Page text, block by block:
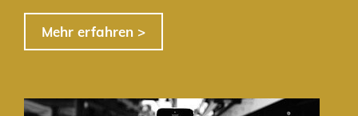
Mehr erfahren >